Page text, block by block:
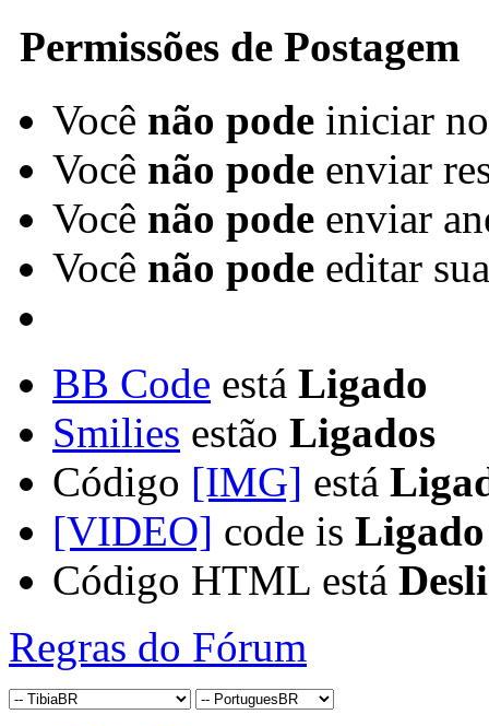
Permissões de Postagem
Você não pode iniciar
Você não pode enviar
Você não pode enviar
Você não pode editar
BB Code está Ligado
Smilies estão Ligados
Código [IMG] está
[VIDEO] code is Ligado
Código HTML está
Regras do Fórum